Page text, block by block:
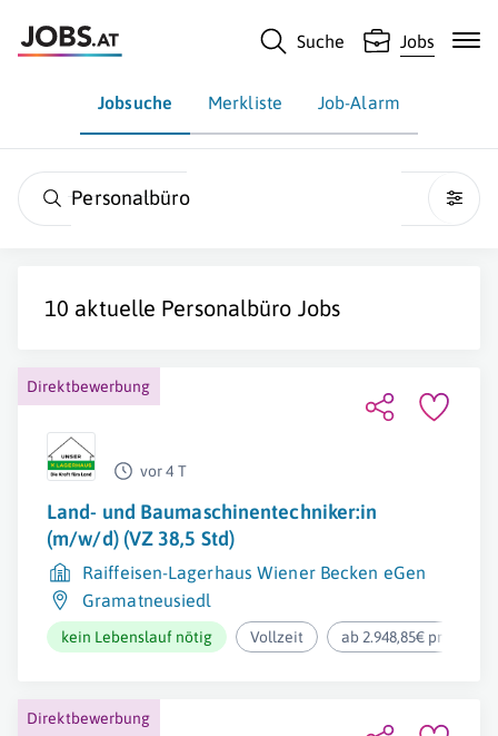
Suche Jobs
Jobsuche Merkliste Job-Alarm
Personalbüro
10 aktuelle Personalbüro Jobs
Direktbewerbung
vor 4 T
Land- und Baumaschinentechniker:in
(m/w/d) (VZ 38,5 Std)
Raiffeisen-Lagerhaus Wiener Becken eGen
Gramatneusiedl
kein Lebenslauf nötig Vollzeit ab 2.948,85€ pro
Direktbewerbung